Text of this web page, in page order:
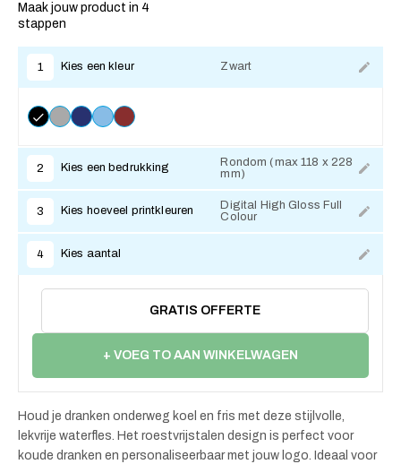
Maak jouw product in 4
stappen
1 Kies een kleur Zwart
2 Kies een bedrukking
Rondom (max 118 x 228
mm)
3 Kies hoeveel printkleuren
Digital High Gloss Full
Colour
4 Kies aantal
GRATIS OFFERTE
+ VOEG TO AAN WINKELWAGEN
Houd je dranken onderweg koel en fris met deze stijlvolle,
lekvrije waterfles. Het roestvrijstalen design is perfect voor
koude dranken en personaliseerbaar met jouw logo. Ideaal voor